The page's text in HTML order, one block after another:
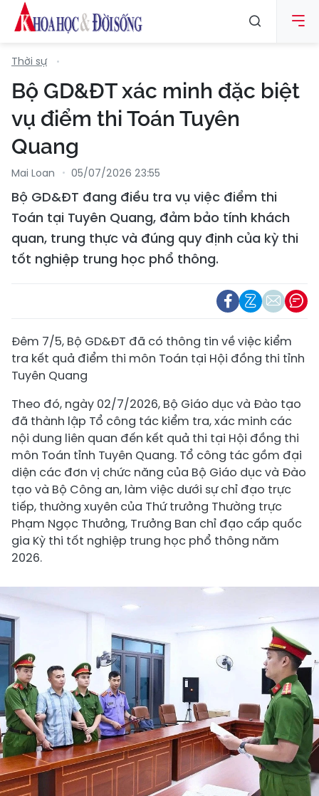
Thời sự
Bộ GD&ĐT xác minh đặc biệt
vụ điểm thi Toán Tuyên
Quang
Mai Loan 05/07/2026 23:55
Bộ GD&ĐT đang điều tra vụ việc điểm thi
Toán tại Tuyên Quang, đảm bảo tính khách
quan, trung thực và đúng quy định của kỳ thi
tốt nghiệp trung học phổ thông.
Đêm 7/5, Bộ GD&ĐT đã có thông tin về việc kiểm
tra kết quả điểm thi môn Toán tại Hội đồng thi tỉnh
Tuyên Quang
Theo đó, ngày 02/7/2026, Bộ Giáo dục và Đào tạo
đã thành lập Tổ công tác kiểm tra, xác minh các
nội dung liên quan đến kết quả thi tại Hội đồng thi
môn Toán tỉnh Tuyên Quang. Tổ công tác gồm đại
diện các đơn vị chức năng của Bộ Giáo dục và Đào
tạo và Bộ Công an, làm việc dưới sự chỉ đạo trực
tiếp, thường xuyên của Thứ trưởng Thường trực
Phạm Ngọc Thưởng, Trưởng Ban chỉ đạo cấp quốc
gia Kỳ thi tốt nghiệp trung học phổ thông năm
2026.